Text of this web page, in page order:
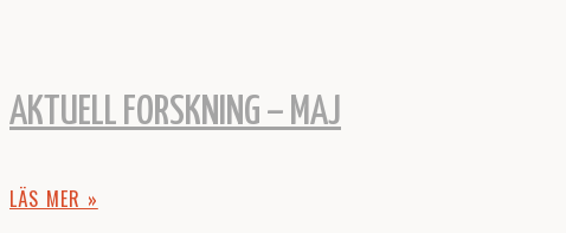
AKTUELL FORSKNING – MAJ
LÄS MER »